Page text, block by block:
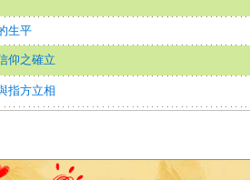
生平
仰之確立
指方立相